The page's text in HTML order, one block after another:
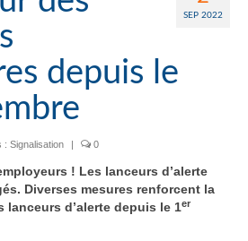
SEP 2022
depuis le
: Signalisation | 0
! Les lanceurs d’alerte
Diverses mesures renforcent la
lanceurs d’alerte depuis le 1er